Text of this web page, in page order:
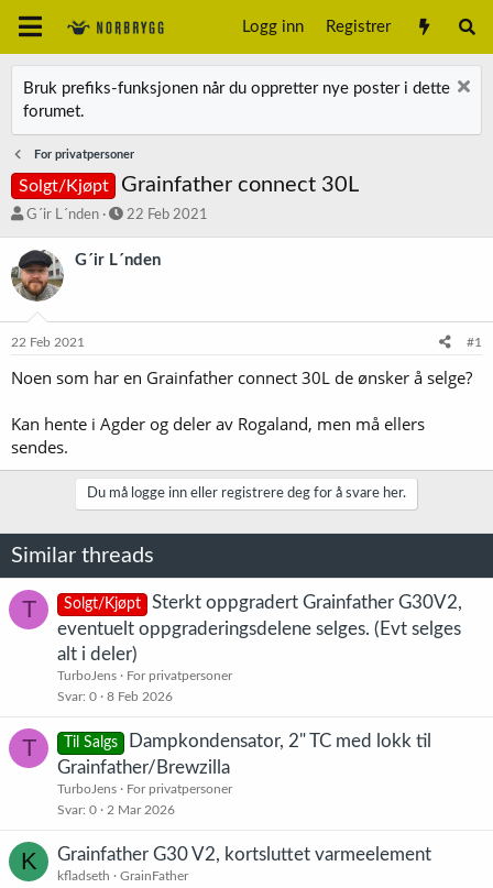
Logg inn Registrer
Bruk prefiks-funksjonen når du oppretter nye poster i dette
forumet.
For privatpersoner
Solgt/Kjøpt Grainfather connect 30L
T
å
d
s
t
G´ir L´nden
S
a
o
22 Feb 2021
G´ir L´nden
22 Feb 2021 #1
Noen som har en Grainfather connect 30L de ønsker å selge?
Kan hente i Agder og deler av Rogaland, men må ellers
sendes.
Du må logge inn eller registrere deg for å svare her.
Similar threads
T Solgt/Kjøpt
Sterkt oppgradert Grainfather G30V2,
eventuelt oppgraderingsdelene selges. (Evt selges
alt i deler)
TurboJens
For privatpersoner
Svar 0 8 Feb 2026
T Til Salgs
Dampkondensator, 2" TC med lokk til
Grainfather/Brewzilla
TurboJens
For privatpersoner
Svar 0 2 Mar 2026
K Grainfather G30 V2, kortsluttet varmeelement
kfladseth
GrainFather